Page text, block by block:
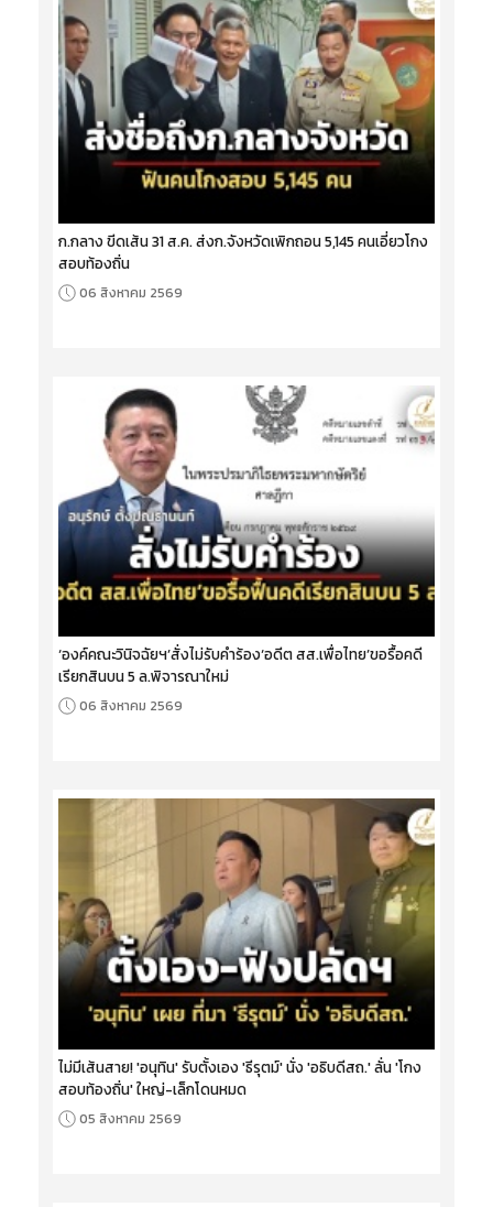
ก.กลาง ขีดเส้น 31 ส.ค. ส่งก.จังหวัดเพิกถอน 5,145 คนเอี่ยวโกง
สอบท้องถิ่น
06 สิงหาคม 2569
‘องค์คณะวินิจฉัยฯ’สั่งไม่รับคำร้อง‘อดีต สส.เพื่อไทย’ขอรื้อคดี
เรียกสินบน 5 ล.พิจารณาใหม่
06 สิงหาคม 2569
ไม่มีเส้นสาย! 'อนุทิน' รับตั้งเอง 'ธีรุตม์' นั่ง 'อธิบดีสถ.' ลั่น 'โกง
สอบท้องถิ่น' ใหญ่-เล็กโดนหมด
05 สิงหาคม 2569